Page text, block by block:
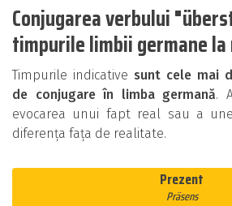
Conjugarea verbului
timpurile limbii germane
Timpurile indicative sunt cele mai
de conjugare în limba germană.
evocarea unui fapt real sau a
diferența fața de realitate.
Prezent
Präsens